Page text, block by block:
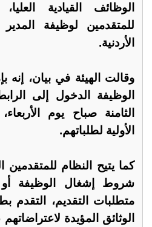
الوظائف القيادية
للمتقدمين لوظيفة المدير
الأردنية.
وقالت الهيئة في بيان، إنه
الوظيفة الدخول إلى
الثامنة صباح يوم
الأولية لطلباتهم.
كما يتيح النظام
شروط إشغال الوظيفة أو
متطلبات التقديم، التقدم
الوثائق المؤيدة